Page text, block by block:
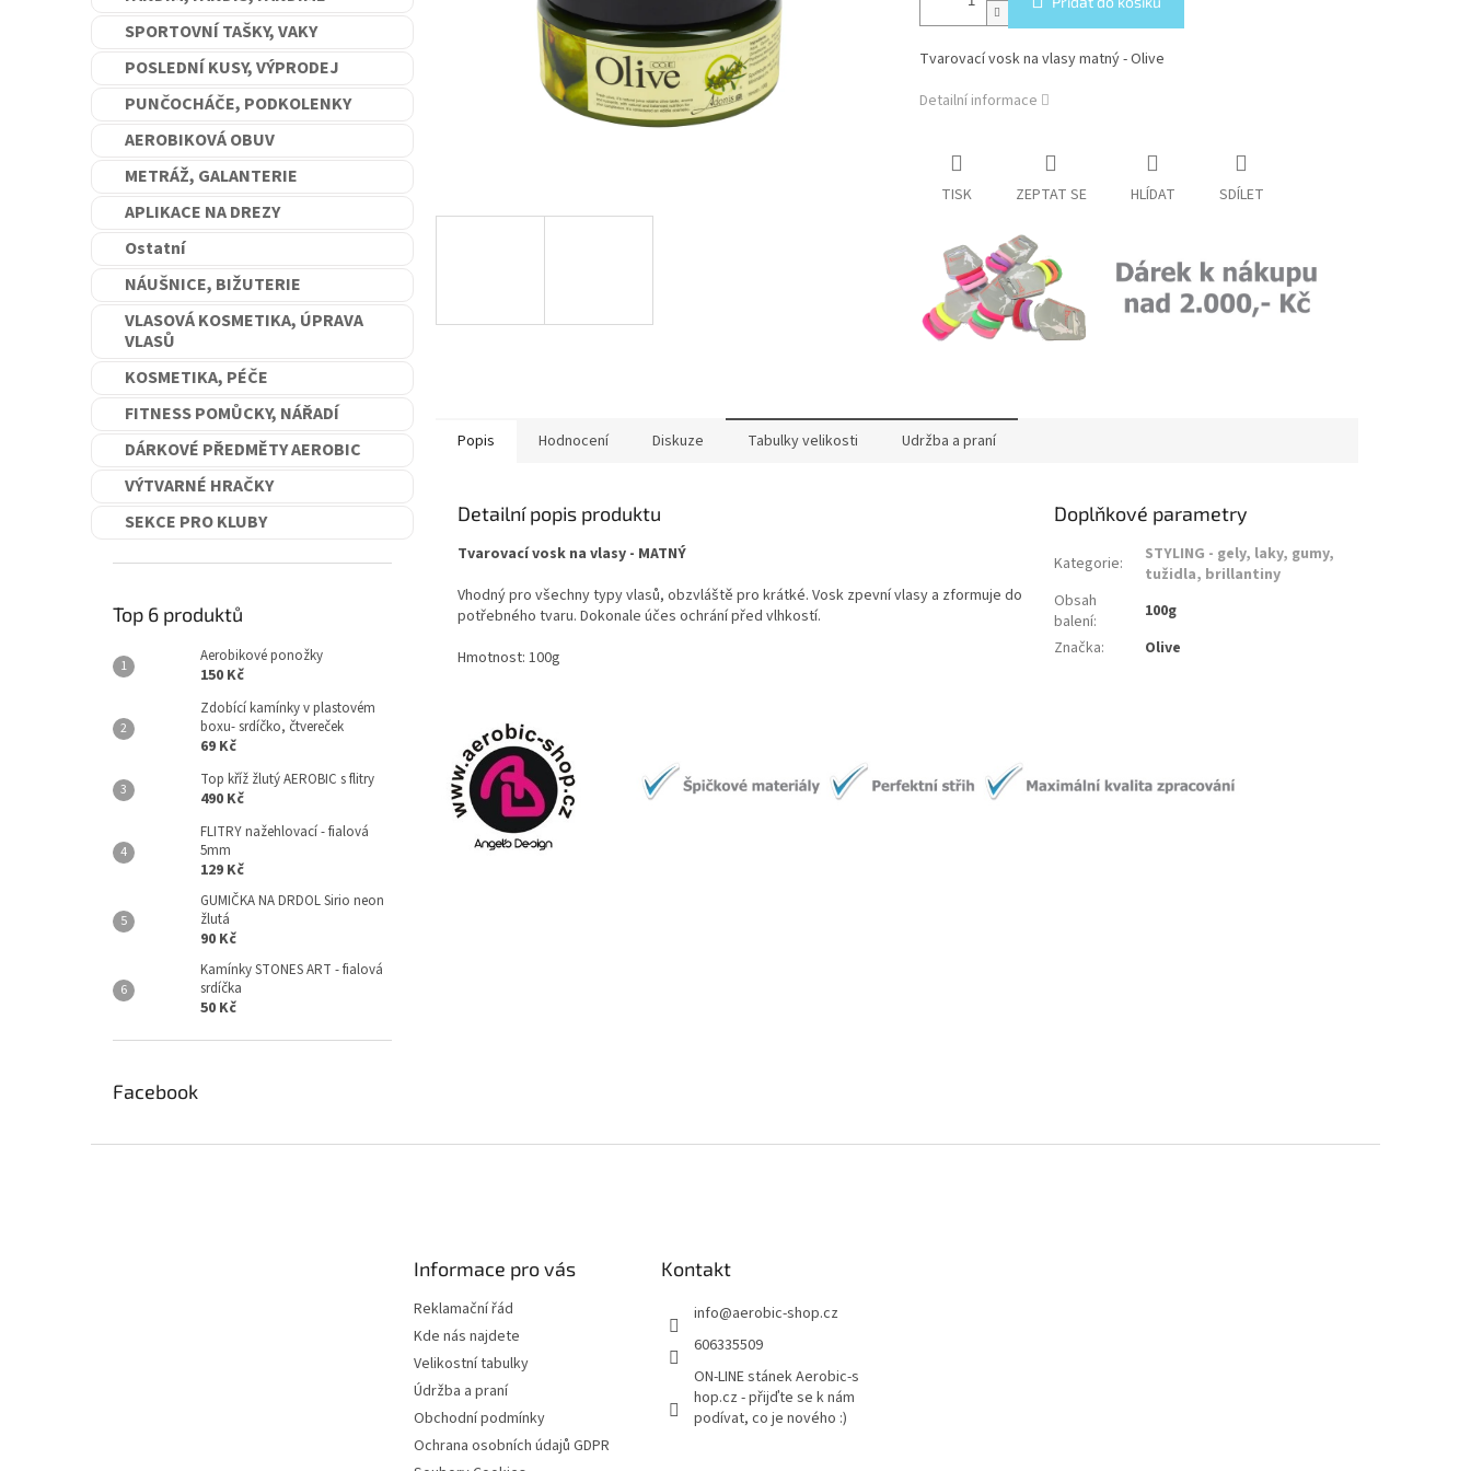
SPORTOVNÍ TAŠKY, VAKY
POSLEDNÍ KUSY, VÝPRODEJ
PUNČOCHÁČE, PODKOLENKY
AEROBIKOVÁ OBUV
METRÁŽ, GALANTERIE
APLIKACE NA DREZY
Ostatní
NÁUŠNICE, BIŽUTERIE
VLASOVÁ KOSMETIKA, ÚPRAVA
VLASŮ
KOSMETIKA, PÉČE
FITNESS POMŮCKY, NÁŘADÍ
DÁRKOVÉ PŘEDMĚTY AEROBIC
VÝTVARNÉ HRAČKY
SEKCE PRO KLUBY
Top 6 produktů
Aerobikové ponožky
150 Kč
Zdobící kamínky v plastovém
boxu- srdíčko, čtvereček
69 Kč
Top kříž žlutý AEROBIC s flitry
490 Kč
FLITRY nažehlovací - fialová
5mm
129 Kč
GUMIČKA NA DRDOL Sirio neon
žlutá
90 Kč
Kamínky STONES ART - fialová
srdíčka
50 Kč
Facebook
Tvarovací vosk na vlasy matný - Olive
Detailní informace
TISK ZEPTAT SE HLÍDAT SDÍLET
Popis Hodnocení Diskuze Tabulky velikosti Udržba a praní
Detailní popis produktu
Tvarovací vosk na vlasy - MATNÝ
Vhodný pro všechny typy vlasů, obzvláště pro krátké. Vosk zpevní vlasy a zformuje do
potřebného tvaru. Dokonale účes ochrání před vlhkostí.
Hmotnost: 100g
Doplňkové parametry
Kategorie:
STYLING - gely, laky, gumy,
tužidla, brillantiny
Obsah
balení:
100g
Značka: Olive
Informace pro vás
Reklamační řád
Kde nás najdete
Velikostní tabulky
Údržba a praní
Obchodní podmínky
Ochrana osobních údajů GDPR
Kontakt
info@aerobic-shop.cz
606335509
ON-LINE stánek Aerobic-s
hop.cz - přijďte se k nám
podívat, co je nového :)